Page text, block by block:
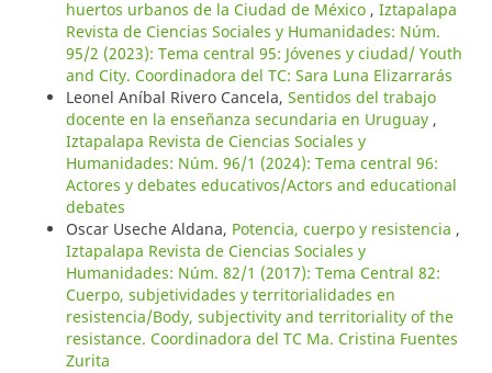
huertos urbanos de la Ciudad de México , Iztapalapa
Revista de Ciencias Sociales y Humanidades: Núm.
95/2 (2023): Tema central 95: Jóvenes y ciudad/ Youth
and City. Coordinadora del TC: Sara Luna Elizarrarás
Leonel Aníbal Rivero Cancela, Sentidos del trabajo
docente en la enseñanza secundaria en Uruguay ,
Iztapalapa Revista de Ciencias Sociales y
Humanidades: Núm. 96/1 (2024): Tema central 96:
Actores y debates educativos/Actors and educational
debates
Oscar Useche Aldana, Potencia, cuerpo y resistencia ,
Iztapalapa Revista de Ciencias Sociales y
Humanidades: Núm. 82/1 (2017): Tema Central 82:
Cuerpo, subjetividades y territorialidades en
resistencia/Body, subjectivity and territoriality of the
resistance. Coordinadora del TC Ma. Cristina Fuentes
Zurita